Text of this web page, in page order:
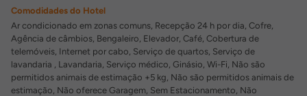
Comodidades do Hotel
Ar condicionado em zonas comuns, Recepção 24 h por dia, Cofre,
Agência de câmbios, Bengaleiro, Elevador, Café, Cobertura de
telemóveis, Internet por cabo, Serviço de quartos, Serviço de
lavandaria , Lavandaria, Serviço médico, Ginásio, Wi-Fi, Não são
permitidos animais de estimação +5 kg, Não são permitidos animais de
estimação, Não oferece Garagem, Sem Estacionamento, Não